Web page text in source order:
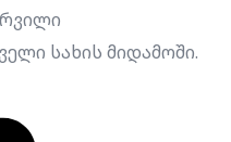
სახის მიდამოში.